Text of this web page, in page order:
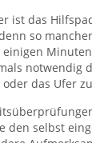
ist das
so
notwendig
das Ufer
den selbst